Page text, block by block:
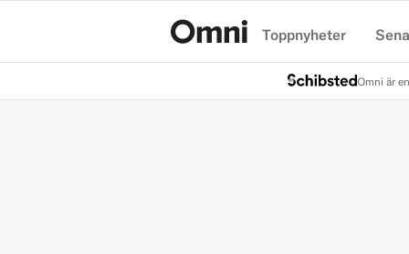
Toppnyheter
Omni är